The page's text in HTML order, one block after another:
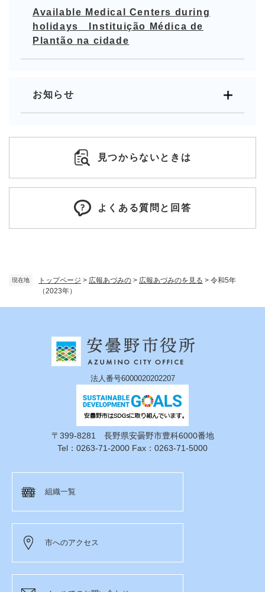
現在地 トップページ > 広報あづみの > 広報あづみのを見る > 令和5年
（2023年）
Available Medical Centers during
holidays Instituição Médica de
Plantão na cidade
お知らせ
見つからないときは
よくある質問と回答
法人番号6000020202207
〒399-8281 長野県安曇野市豊科6000番地
Tel：0263-71-2000 Fax：0263-71-5000
組織一覧
市へのアクセス